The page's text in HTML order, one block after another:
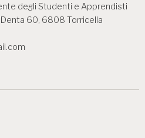
degli Studenti e Apprendisti
60, 6808 Torricella